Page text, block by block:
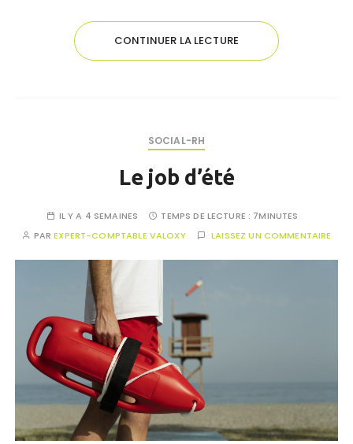
CONTINUER LA LECTURE
SOCIAL-RH
Le job d’été
IL Y A 4 SEMAINES TEMPS DE LECTURE : 7MINUTES
PAREXPERT-COMPTABLE VALOXY LAISSEZ UN COMMENTAIRE